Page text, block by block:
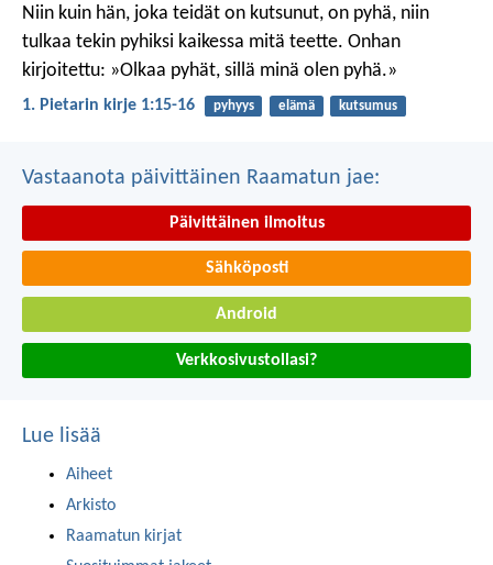
Niin kuin hän, joka teidät on kutsunut, on pyhä, niin
tulkaa tekin pyhiksi kaikessa mitä teette. Onhan
kirjoitettu: »Olkaa pyhät, sillä minä olen pyhä.»
1. Pietarin kirje 1:15-16 pyhyys elämä kutsumus
Vastaanota päivittäinen Raamatun jae:
Päivittäinen ilmoitus
Sähköposti
Android
Verkkosivustollasi?
Lue lisää
Aiheet
Arkisto
Raamatun kirjat